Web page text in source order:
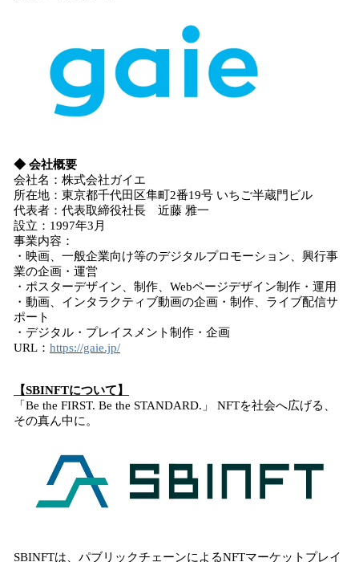
◆ 会社概要
会社名：株式会社ガイエ
所在地：東京都千代田区隼町2番19号 いちご半蔵門ビル
代表者：代表取締役社長 近藤 雅一
設立：1997年3月
事業内容：
・映画、一般企業向け等のデジタルプロモーション、興行事
業の企画・運営
・ポスターデザイン、制作、Webページデザイン制作・運用
・動画、インタラクティブ動画の企画・制作、ライブ配信サ
ポート
・デジタル・プレイスメント制作・企画
URL： https://gaie.jp/
【SBINFTについて】
「Be the FIRST. Be the STANDARD.」 NFTを社会へ広げる、
その真ん中に。
SBINFTは、パブリックチェーンによるNFTマーケットプレイ